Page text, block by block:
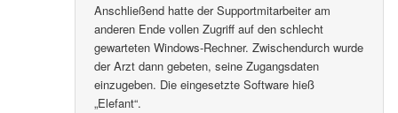
Anschließend hatte der Supportmitarbeiter am
anderen Ende vollen Zugriff auf den schlecht
gewarteten Windows-Rechner. Zwischendurch wurde
der Arzt dann gebeten, seine Zugangsdaten
einzugeben. Die eingesetzte Software hieß
„Elefant“.